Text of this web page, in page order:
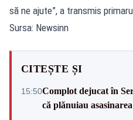
să ne ajute”, a transmis
Sursa: Newsinn
CITEȘTE ȘI
15:50Complot dejucat în
că plănuiau